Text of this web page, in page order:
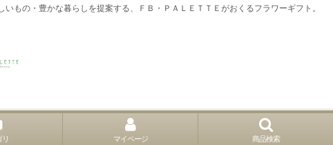
いもの・豊かな暮らしを提案する、ＦＢ・ＰＡＬＥＴＴＥがおくるフラワーギフト。
マイページ 商品検索